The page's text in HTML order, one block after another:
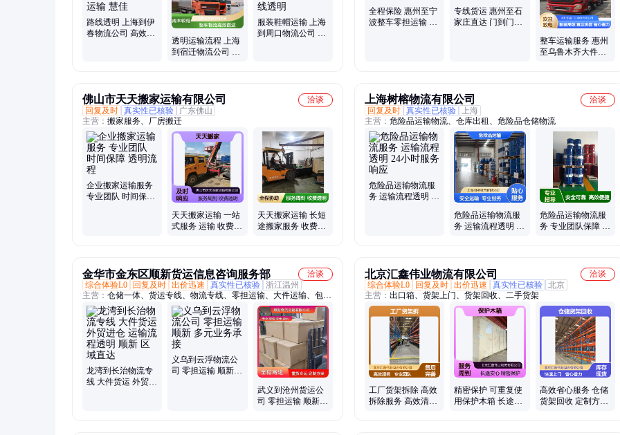
路线透明 上海到伊
春物流公司 高效装
透明运输流程 上海
到宿迁物流公司 石
服装鞋帽运输 上海
到周口物流公司 数
全程保险 惠州至宁
波整车零担运输 快
专线货运 惠州至石
家庄直达 门到门省
整车运输服务 惠州
至乌鲁木齐大件直
佛山市天天搬家运输有限公司
洽谈
回复及时 真实性已核验
广东佛山
主营： 搬家服务、厂房搬迁
企业搬家运输服务
专业团队 时间保障
天天搬家运输 一站
式服务 运输 收费透
天天搬家运输 长短
途搬家服务 收费透
上海树榕物流有限公司
洽谈
回复及时 真实性已核验
上海
主营： 危险品运输物流、仓库出租、危险品仓储物流
危险品运输物流服
务 运输流程透明 24
危险品运输物流服
务 运输流程透明 24
危险品运输物流服
务 专业团队保障 运
金华市金东区顺新货运信息咨询服务部
洽谈
综合体验L0
回复及时 出价迅速 真实性已核验 浙江温州
主营： 仓储一体、货运专线、物流专线、零担运输、大件运输、包装
定制、仪器托运、仓储暂存、液体货物、整车拼车、小件物品、工厂
货物、安全包装、零担专线、仓储配送、跨境货物、仓储中转、零担
配货、保险措施、零担货物
龙湾到长治物流专
线 大件货运 外贸进
义乌到云浮物流公
司 零担运输 顺新
武义到沧州货运公
司 零担运输 顺新
北京汇鑫伟业物流有限公司
洽谈
综合体验L0
回复及时 出价迅速 真实性已核验 北京
主营： 出口箱、货架上门、货架回收、二手货架
工厂货架拆除 高效
拆除服务 高效清理
精密保护 可重复使
用保护木箱 长途运
高效省心服务 仓储
货架回收 定制方案